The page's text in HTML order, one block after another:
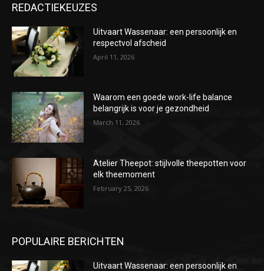
REDACTIEKEUZES
Uitvaart Wassenaar: een persoonlijk en
respectvol afscheid
April 11, 2026
Waarom een goede work-life balance
belangrijk is voor je gezondheid
March 11, 2026
Atelier Theepot: stijlvolle theepotten voor
elk theemoment
February 25, 2026
POPULAIRE BERICHTEN
Uitvaart Wassenaar: een persoonlijk en